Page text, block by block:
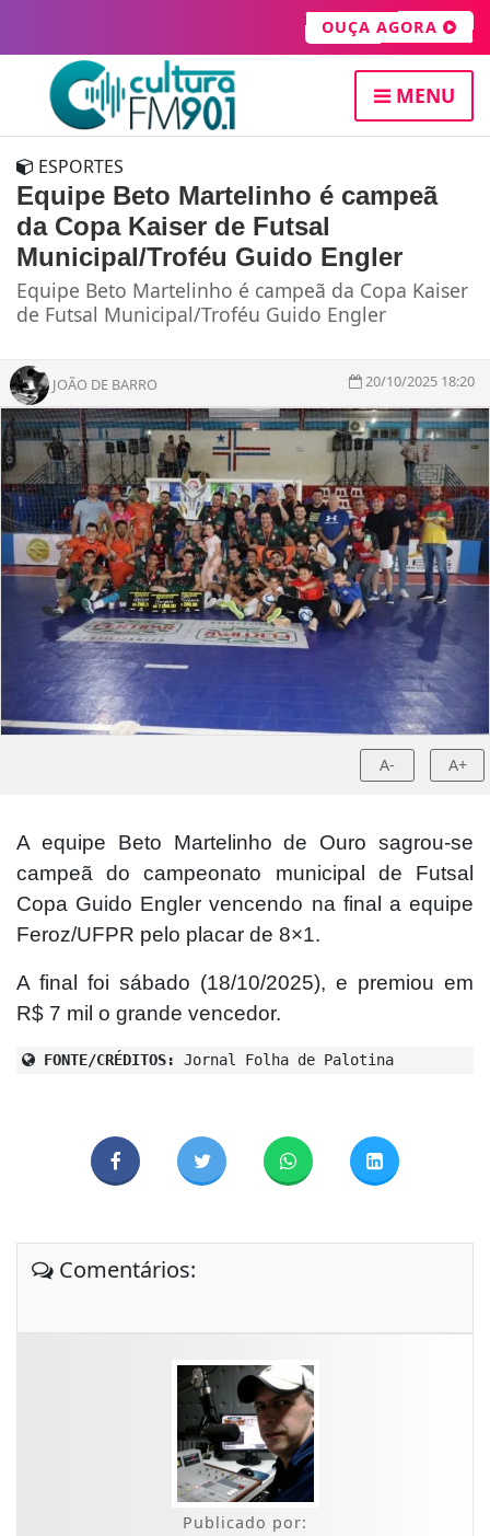
OUÇA AGORA
MENU
ESPORTES
Equipe Beto Martelinho é campeã
da Copa Kaiser de Futsal
Municipal/Troféu Guido Engler
Equipe Beto Martelinho é campeã da Copa Kaiser
de Futsal Municipal/Troféu Guido Engler
JOÃO DE BARRO 20/10/2025 18:20
A- A+
A equipe Beto Martelinho de Ouro sagrou-se
campeã do campeonato municipal de Futsal
Copa Guido Engler vencendo na final a equipe
Feroz/UFPR pelo placar de 8×1.
A final foi sábado (18/10/2025), e premiou em
R$ 7 mil o grande vencedor.
FONTE/CRÉDITOS: Jornal Folha de Palotina
Comentários:
Publicado por: